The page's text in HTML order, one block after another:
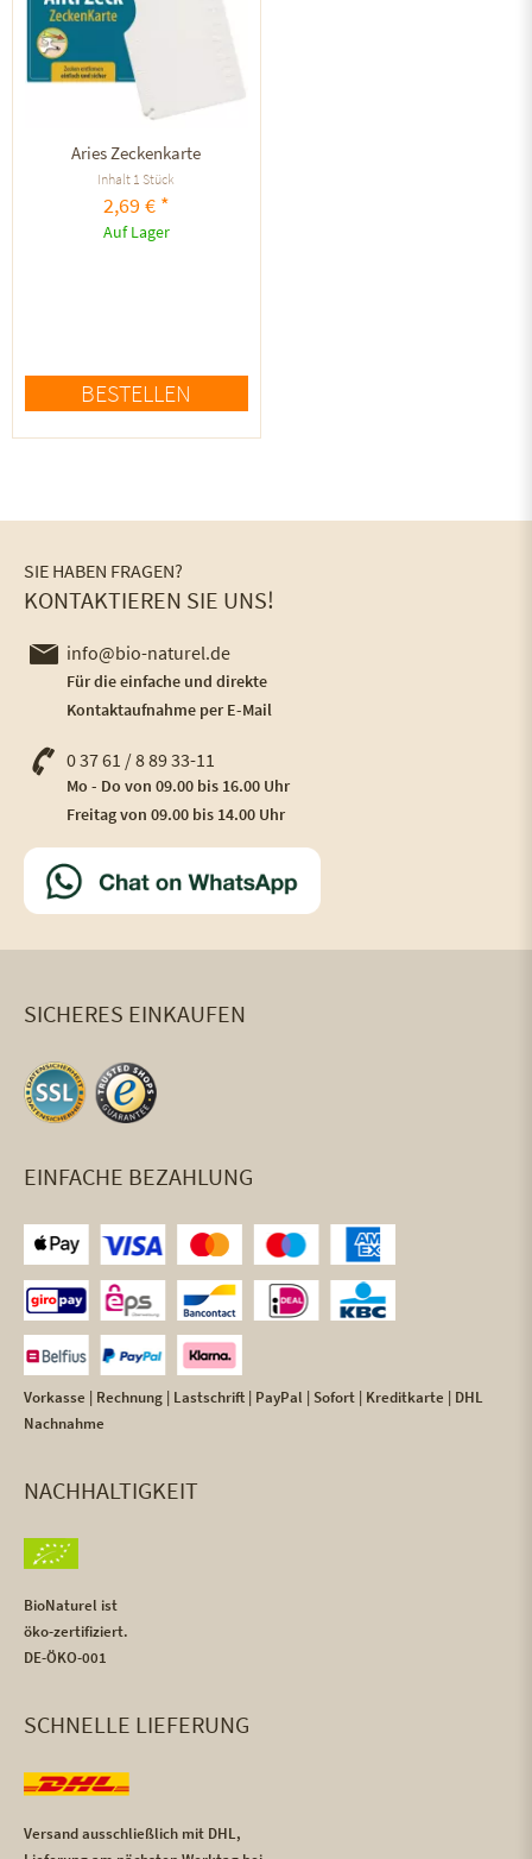
Aries Zeckenkarte
Inhalt 1 Stück
2,69 € *
Auf Lager
BESTELLEN
SIE HABEN FRAGEN?
KONTAKTIEREN SIE UNS!
info@bio-naturel.de
Für die einfache und direkte
Kontaktaufnahme per E-Mail
0 37 61 / 8 89 33-11
Mo - Do von 09.00 bis 16.00 Uhr
Freitag von 09.00 bis 14.00 Uhr
SICHERES EINKAUFEN
EINFACHE BEZAHLUNG
Vorkasse | Rechnung | Lastschrift | PayPal | Sofort | Kreditkarte | DHL
Nachnahme
NACHHALTIGKEIT
BioNaturel ist
öko-zertifiziert.
DE-ÖKO-001
SCHNELLE LIEFERUNG
Versand ausschließlich mit DHL,